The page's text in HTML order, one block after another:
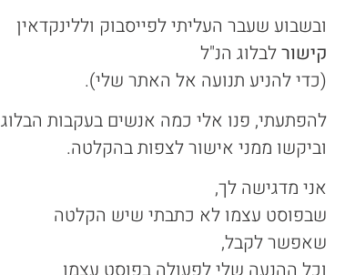
ובשבוע שעבר העליתי לפייסבוק וללינקדאין
קישורלבלוג הנ"ל
(כדי להניע תנועה אל האתר שלי).
להפתעתי, פנו אלי כמה אנשים בעקבות הבלוג
וביקשו ממני אישור לצפות בהקלטה.
אני מדגישה לך,
שבפוסט עצמו לא כתבתי שיש הקלטה
שאפשר לקבל,